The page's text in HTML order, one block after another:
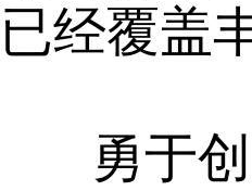
已经覆盖
勇于创